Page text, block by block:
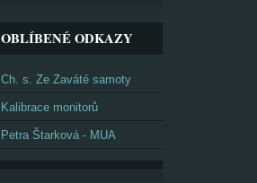
OBLÍBENÉ ODKAZY
Ch. s. Ze Zaváté samoty
Kalibrace monitorů
Petra Štarková - MUA